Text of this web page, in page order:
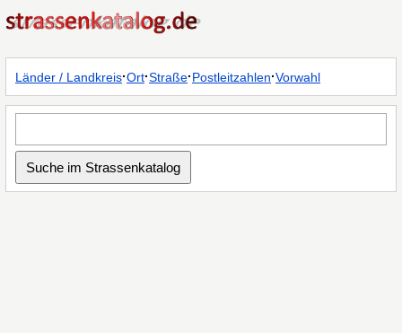
Länder / Landkreis·Ort·Straße·Postleitzahlen·Vorwahl